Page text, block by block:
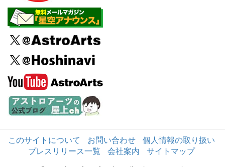
このサイトについて お問い合わせ
個人情報の取り扱い
プレスリリース一覧
会社案内 サイトマップ